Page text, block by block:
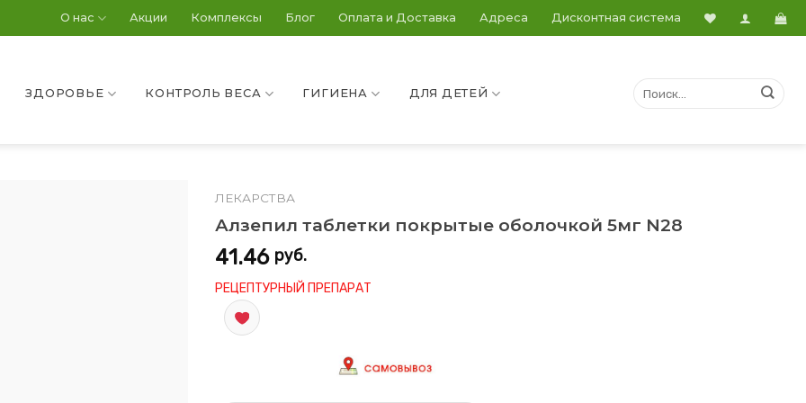
О нас Акции Комплексы Блог Оплата и Доставка Адреса Дисконтная система
ЗДОРОВЬЕ КОНТРОЛЬ ВЕСА ГИГИЕНА ДЛЯ ДЕТЕЙ
ЛЕКАРСТВА
Алзепил таблетки покрытые оболочкой 5мг N28
41.46 руб.
РЕЦЕПТУРНЫЙ ПРЕПАРАТ